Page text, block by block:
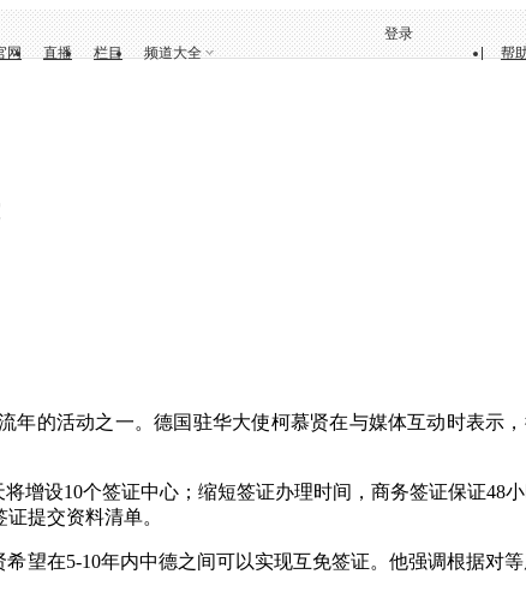
网 直播 栏目 频道大全 帮
登录
的活动之一。德国驻华大使柯慕贤在与媒体互动时表示
设10个签证中心；缩短签证办理时间，商务签证保证48小
提交资料清单。
在5-10年内中德之间可以实现互免签证。他强调根据对